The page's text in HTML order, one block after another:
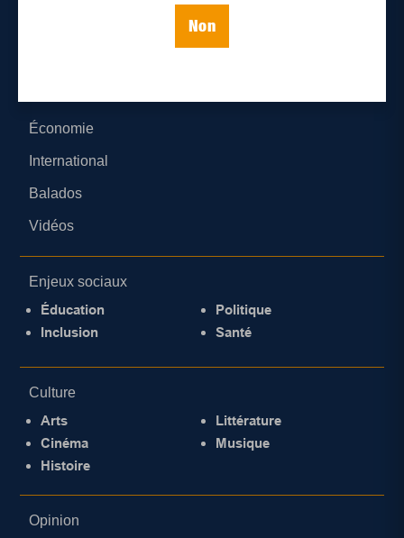
Non
Économie
International
Balados
Vidéos
Enjeux sociaux
Éducation
Inclusion
Politique
Santé
Culture
Arts
Cinéma
Histoire
Littérature
Musique
Opinion